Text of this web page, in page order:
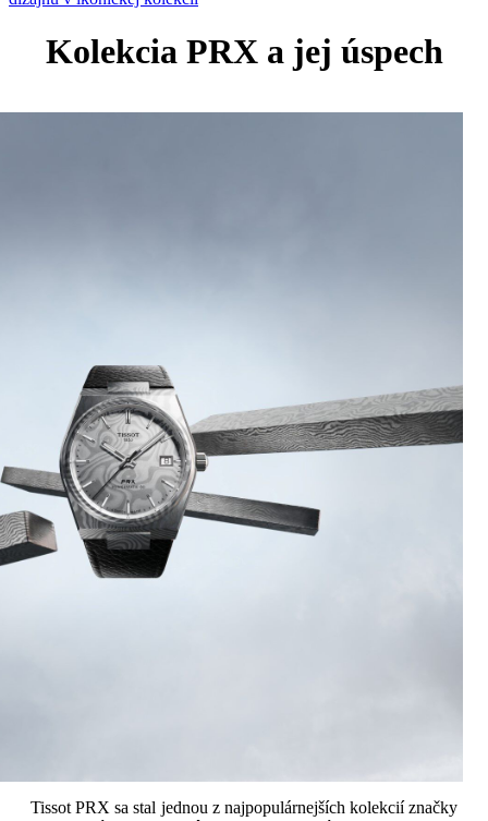
Kolekcia PRX a jej úspech
Tissot PRX sa stal jednou z najpopulárnejších kolekcií značky